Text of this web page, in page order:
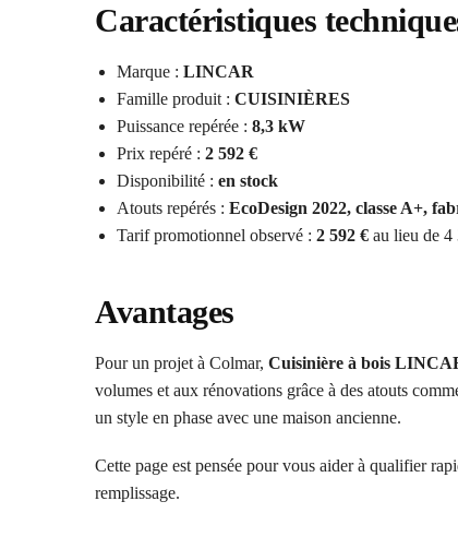
Caractéristiques
Marque : LINCAR
Famille produit : CUISINIÈRES
Puissance repérée : 8,3 kW
Prix repéré : 2 592 €
Disponibilité : en stock
Atouts repérés : EcoDesign 2022, classe A+,
Tarif promotionnel observé : 2 592 € au lieu de 4
Avantages
Pour un projet à Colmar, Cuisinière à bois
volumes et aux rénovations grâce à des atouts
un style en phase avec une maison ancienne.
Cette page est pensée pour vous aider à qualifier
remplissage.